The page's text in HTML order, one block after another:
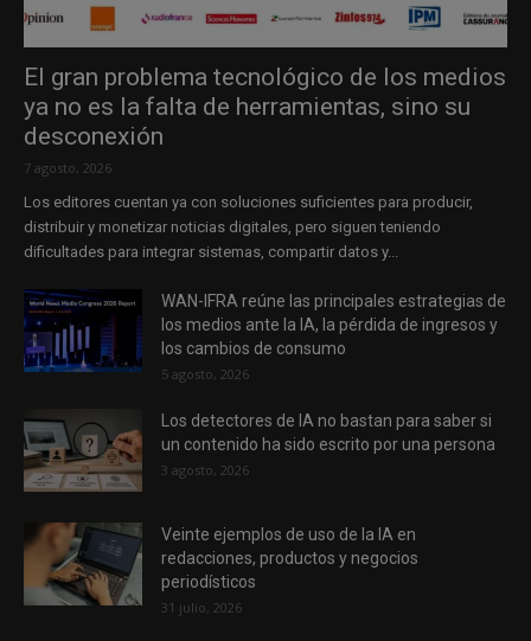
El gran problema tecnológico de los medios
ya no es la falta de herramientas, sino su
desconexión
7 agosto, 2026
Los editores cuentan ya con soluciones suficientes para producir,
distribuir y monetizar noticias digitales, pero siguen teniendo
dificultades para integrar sistemas, compartir datos y...
WAN-IFRA reúne las principales estrategias de
los medios ante la IA, la pérdida de ingresos y
los cambios de consumo
5 agosto, 2026
Los detectores de IA no bastan para saber si
un contenido ha sido escrito por una persona
3 agosto, 2026
Veinte ejemplos de uso de la IA en
redacciones, productos y negocios
periodísticos
31 julio, 2026